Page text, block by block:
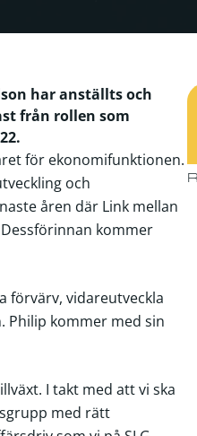
har anställts och
från rollen som
för ekonomifunktionen.
och
åren där Link mellan
kommer
förvärv, vidareutveckla
Philip kommer med sin
I takt med att vi ska
med rätt